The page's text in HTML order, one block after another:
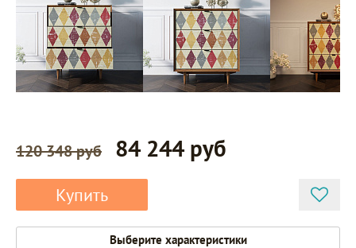
120 348 руб 84 244 руб
Купить
Выберите характеристики